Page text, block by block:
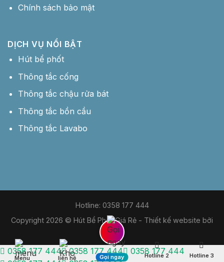
Chính sách bảo mật
DỊCH VỤ NỔI BẬT
Hút bể phốt
Thông tắc cống
Thông tắc chậu rửa bát
Thông tắc bồn cầu
Thông tắc Lavabo
Hotline: 0358 177 444
Copyright 2026 © Hút Bể Phốt Giá Rẻ - Thiết kế website bởi
MDIGI
0358 177 444 0358 177 444
0358 177 444
Menu liên hệ Gọi ngay Hotline 2 Hotline 3